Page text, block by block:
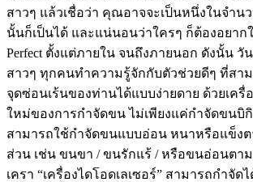
สาวๆ แล้วเชื่อว่า คุณอาจจะเป็นหนึ่งในจำน
นั้นก็เป็นได้ และแน่นอนว่าใครๆ ก็ต้องอยาก
Perfect ตั้งแต่ภายใน จนถึงภายนอก ดังนั้น วั
สาวๆ ทุกคนทำความรู้จักกับตัวช่วยดีๆ ที่สา
จุดซ่อนเร้นของท่านได้แบบง่ายดาย ด้วยเครื่
ใหม่ของการกำจัดขน ไม่เพียงแค่กำจัดขนบิ
สามารถใช้กำจัดขนแบบอ่อน หนาหรือแข็งต
ส่วน เช่น ขนขา / ขนรักแร้ / หรือขนอ่อนตา
เครา “เครื่องไดโอดเลเซอร์” สามารถกำจัด